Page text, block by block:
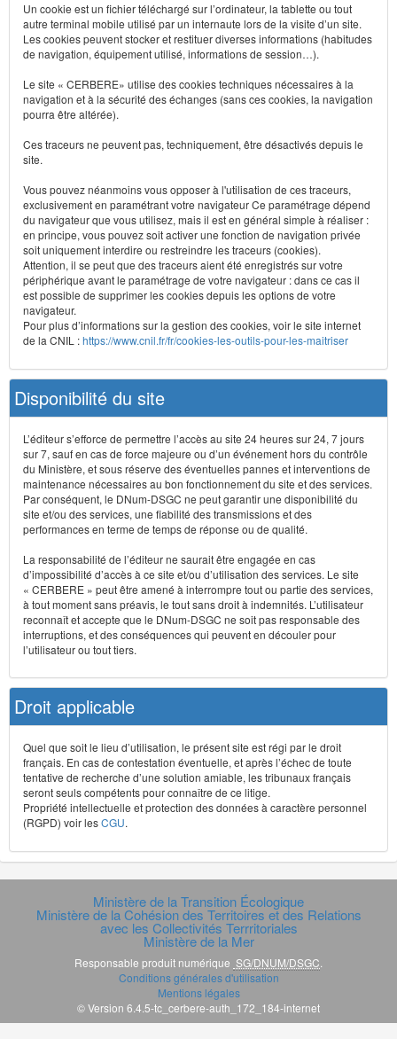
Un cookie est un fichier téléchargé sur l’ordinateur, la tablette ou tout
autre terminal mobile utilisé par un internaute lors de la visite d’un site.
Les cookies peuvent stocker et restituer diverses informations (habitudes
de navigation, équipement utilisé, informations de session…).
Le site « CERBERE» utilise des cookies techniques nécessaires à la
navigation et à la sécurité des échanges (sans ces cookies, la navigation
pourra être altérée).
Ces traceurs ne peuvent pas, techniquement, être désactivés depuis le
site.
Vous pouvez néanmoins vous opposer à l'utilisation de ces traceurs,
exclusivement en paramétrant votre navigateur Ce paramétrage dépend
du navigateur que vous utilisez, mais il est en général simple à réaliser :
en principe, vous pouvez soit activer une fonction de navigation privée
soit uniquement interdire ou restreindre les traceurs (cookies).
Attention, il se peut que des traceurs aient été enregistrés sur votre
périphérique avant le paramétrage de votre navigateur : dans ce cas il
est possible de supprimer les cookies depuis les options de votre
navigateur.
Pour plus d’informations sur la gestion des cookies, voir le site internet
de la CNIL :https://www.cnil.fr/fr/cookies-les-outils-pour-les-maitriser
Disponibilité du site
L’éditeur s’efforce de permettre l’accès au site 24 heures sur 24, 7 jours
sur 7, sauf en cas de force majeure ou d’un événement hors du contrôle
du Ministère, et sous réserve des éventuelles pannes et interventions de
maintenance nécessaires au bon fonctionnement du site et des services.
Par conséquent, le DNum-DSGC ne peut garantir une disponibilité du
site et/ou des services, une fiabilité des transmissions et des
performances en terme de temps de réponse ou de qualité.
La responsabilité de l’éditeur ne saurait être engagée en cas
d’impossibilité d’accès à ce site et/ou d’utilisation des services. Le site
« CERBERE » peut être amené à interrompre tout ou partie des services,
à tout moment sans préavis, le tout sans droit à indemnités. L’utilisateur
reconnaît et accepte que le DNum-DSGC ne soit pas responsable des
interruptions, et des conséquences qui peuvent en découler pour
l’utilisateur ou tout tiers.
Droit applicable
Quel que soit le lieu d’utilisation, le présent site est régi par le droit
français. En cas de contestation éventuelle, et après l’échec de toute
tentative de recherche d’une solution amiable, les tribunaux français
seront seuls compétents pour connaître de ce litige.
Propriété intellectuelle et protection des données à caractère personnel
(RGPD) voir lesCGU.
Ministère de la Transition Écologique
Ministère de la Cohésion des Territoires et des Relations
avec les Collectivités Terrritoriales
Ministère de la Mer
Responsable produit numérique SG/DNUM/DSGC
Conditions générales d'utilisation
Mentions légales
© Version 6.4.5-tc_cerbere-auth_172_184-internet